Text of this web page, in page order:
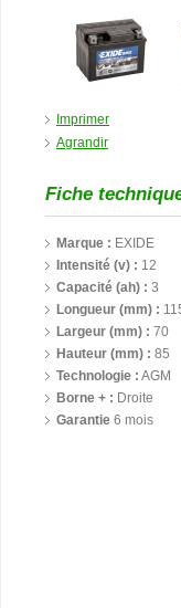
Imprimer
Agrandir
Fiche
Marque : EXIDE
Intensité (v) : 12
Capacité (ah) : 3
Longueur (mm) :
Largeur (mm) : 70
Hauteur (mm) : 85
Technologie : AGM
Borne + : Droite
Garantie 6 mois